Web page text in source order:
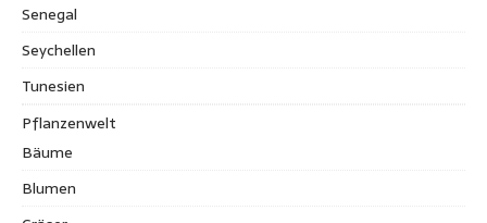
Senegal
Seychellen
Tunesien
Pflanzenwelt
Bäume
Blumen